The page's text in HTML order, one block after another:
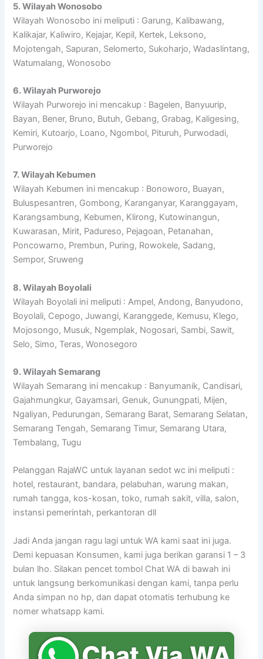
5. Wilayah Wonosobo
Wilayah Wonosobo ini meliputi : Garung, Kalibawang,
Kalikajar, Kaliwiro, Kejajar, Kepil, Kertek, Leksono,
Mojotengah, Sapuran, Selomerto, Sukoharjo, Wadaslintang,
Watumalang, Wonosobo
6. Wilayah Purworejo
Wilayah Purworejo ini mencakup : Bagelen, Banyuurip,
Bayan, Bener, Bruno, Butuh, Gebang, Grabag, Kaligesing,
Kemiri, Kutoarjo, Loano, Ngombol, Pituruh, Purwodadi,
Purworejo
7. Wilayah Kebumen
Wilayah Kebumen ini mencakup : Bonoworo, Buayan,
Buluspesantren, Gombong, Karanganyar, Karanggayam,
Karangsambung, Kebumen, Klirong, Kutowinangun,
Kuwarasan, Mirit, Padureso, Pejagoan, Petanahan,
Poncowarno, Prembun, Puring, Rowokele, Sadang,
Sempor, Sruweng
8. Wilayah Boyolali
Wilayah Boyolali ini meliputi : Ampel, Andong, Banyudono,
Boyolali, Cepogo, Juwangi, Karanggede, Kemusu, Klego,
Mojosongo, Musuk, Ngemplak, Nogosari, Sambi, Sawit,
Selo, Simo, Teras, Wonosegoro
9. Wilayah Semarang
Wilayah Semarang ini mencakup : Banyumanik, Candisari,
Gajahmungkur, Gayamsari, Genuk, Gunungpati, Mijen,
Ngaliyan, Pedurungan, Semarang Barat, Semarang Selatan,
Semarang Tengah, Semarang Timur, Semarang Utara,
Tembalang, Tugu
Pelanggan RajaWC untuk layanan sedot wc ini meliputi :
hotel, restaurant, bandara, pelabuhan, warung makan,
rumah tangga, kos-kosan, toko, rumah sakit, villa, salon,
instansi pemerintah, perkantoran dll
Jadi Anda jangan ragu lagi untuk WA kami saat ini juga.
Demi kepuasan Konsumen, kami juga berikan garansi 1 – 3
bulan lho. Silakan pencet tombol Chat WA di bawah ini
untuk langsung berkomunikasi dengan kami, tanpa perlu
Anda simpan no hp, dan dapat otomatis terhubung ke
nomer whatsapp kami.